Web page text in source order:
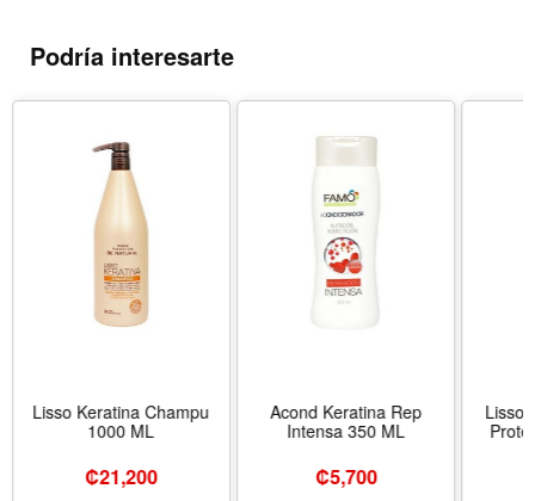
Podría interesarte
Lisso Keratina Champu
1000 ML
₡21,200
Acond Keratina Rep
Intensa 350 ML
₡5,700
Lisso